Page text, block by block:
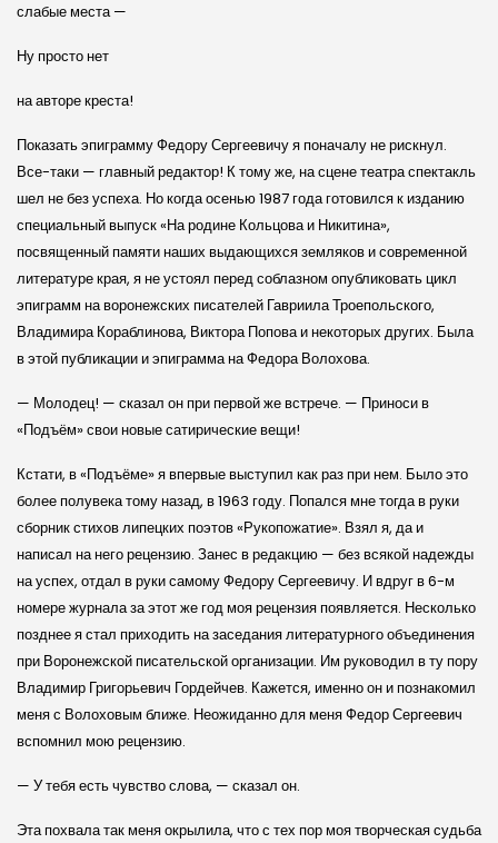
слабые места —
Ну просто нет
на авторе креста!
Показать эпиграмму Федору Сергеевичу я поначалу не рискнул.
Все-таки — главный редактор! К тому же, на сцене театра спектакль
шел не без успеха. Но когда осенью 1987 года готовился к изданию
специальный выпуск «На родине Кольцова и Никитина»,
посвященный памяти наших выдающихся земляков и современной
литературе края, я не устоял перед соблазном опубликовать цикл
эпиграмм на воронежских писателей Гавриила Троепольского,
Владимира Кораблинова, Виктора Попова и некоторых других. Была
в этой публикации и эпиграмма на Федора Волохова.
— Молодец! — сказал он при первой же встрече. — Приноси в
«Подъём» свои новые сатирические вещи!
Кстати, в «Подъёме» я впервые выступил как раз при нем. Было это
более полувека тому назад, в 1963 году. Попался мне тогда в руки
сборник стихов липецких поэтов «Рукопожатие». Взял я, да и
написал на него рецензию. Занес в редакцию — без всякой надежды
на успех, отдал в руки самому Федору Сергеевичу. И вдруг в 6-м
номере журнала за этот же год моя рецензия появляется. Несколько
позднее я стал приходить на заседания литературного объединения
при Воронежской писательской организации. Им руководил в ту пору
Владимир Григорьевич Гордейчев. Кажется, именно он и познакомил
меня с Волоховым ближе. Неожиданно для меня Федор Сергеевич
вспомнил мою рецензию.
— У тебя есть чувство слова, — сказал он.
Эта похвала так меня окрылила, что с тех пор моя творческая судьба